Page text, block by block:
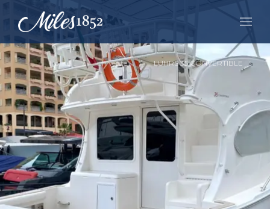
Home En vente LUHRS 35 CONVERTIBLE